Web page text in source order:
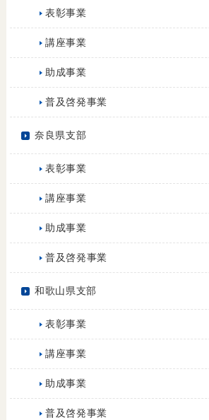
表彰事業
講座事業
助成事業
普及啓発事業
奈良県支部
表彰事業
講座事業
助成事業
普及啓発事業
和歌山県支部
表彰事業
講座事業
助成事業
普及啓発事業